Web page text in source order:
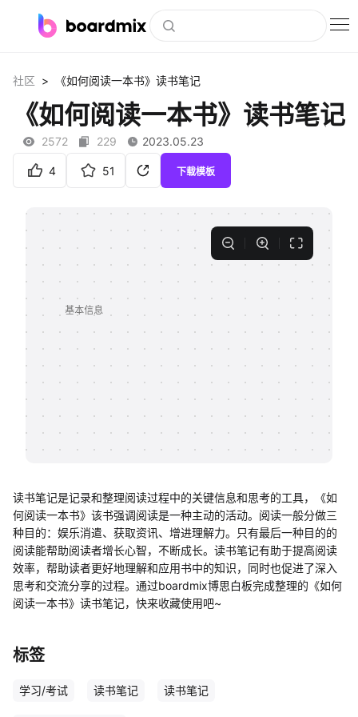
社区资源
下载
支持
社区 > 《如何阅读一本书》读书笔记
《如何阅读一本书》读书笔记
2572 229 2023.05.23
4 51 下载模板
读书笔记是记录和整理阅读过程中的关键信息和思考的工具，《如
何阅读一本书》该书强调阅读是一种主动的活动。阅读一般分做三
种目的：娱乐消遣、获取资讯、增进理解力。只有最后一种目的的
阅读能帮助阅读者增长心智，不断成长。读书笔记有助于提高阅读
效率，帮助读者更好地理解和应用书中的知识，同时也促进了深入
思考和交流分享的过程。通过boardmix博思白板完成整理的《如何
阅读一本书》读书笔记，快来收藏使用吧~
标签
学习/考试 读书笔记 读书笔记